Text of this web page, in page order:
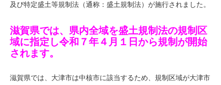
及び特定盛土等規制法（通称：盛土規制法）が施行されました。
滋賀県では、県内全域を盛土規制法の規制区
域に指定し令和７年４月１日から規制が開始
されます。
滋賀県では、大津市は中核市に該当するため、規制区域が大津市